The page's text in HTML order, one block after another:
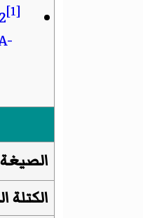
[1]
الصيغة
الكتلة